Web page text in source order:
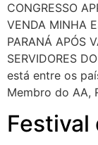
CONGRESSO
VENDA MINHA
PARANÁ APÓS
SERVIDORES
está entre os
Membro do AA,
Festival